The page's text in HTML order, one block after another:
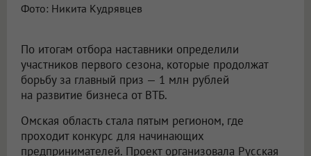
Фото: Никита Кудрявцев
По итогам отбора наставники определили
участников первого сезона, которые продолжат
борьбу за главный приз — 1 млн рублей
на развитие бизнеса от ВТБ.
Омская область стала пятым регионом, где
проходит конкурс для начинающих
предпринимателей. Проект организовала Русская